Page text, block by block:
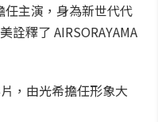
主演，身為新世代代
詮釋了 AIRSORAYAMA
片，由光希擔任形象大